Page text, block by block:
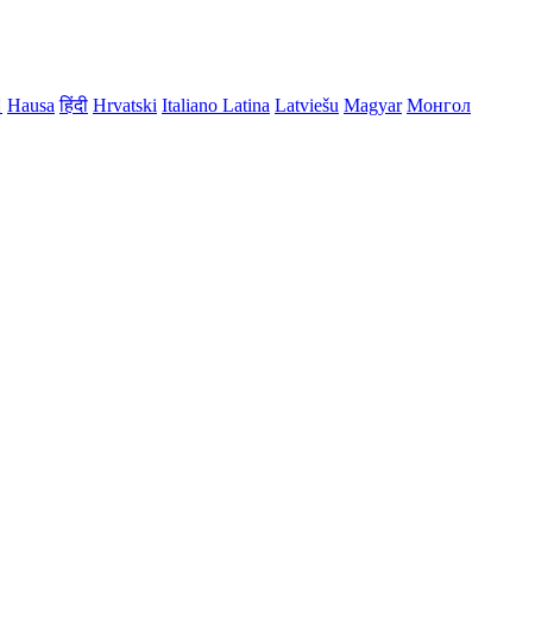
Hausa हिंदी Hrvatski Italiano Latina Latviešu Magyar Монгол